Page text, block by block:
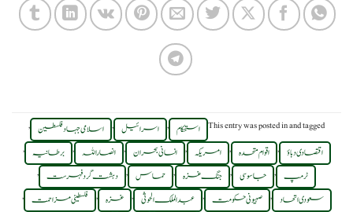
This entry was posted inand tagged استحکام , اسرائیل , اسلامی جہاد فلسطین ,
اقتصادی دباؤ , اقوام متحدہ , امریکہ , انسانی بحران , انصاراللہ , برطانیہ ,
ٹرمپ , جاسوسی , جنگ غزہ , حماس , دہشت گرد فہرست ,
سعودی اتحاد , صہیونی حکومت , عبدالملک الحوثی , غزہ , فلسطینی مزاحمت ,